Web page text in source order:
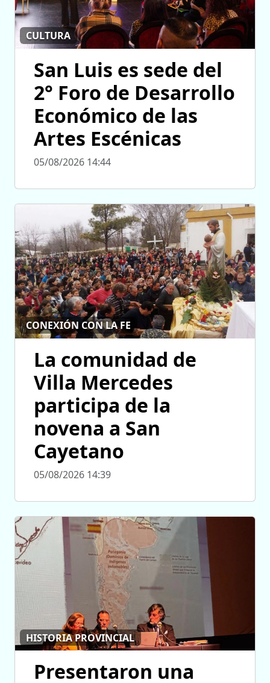
CULTURA
San Luis es sede del
2° Foro de Desarrollo
Económico de las
Artes Escénicas
05/08/2026 14:44
CONEXIÓN CON LA FE
La comunidad de
Villa Mercedes
participa de la
novena a San
Cayetano
05/08/2026 14:39
HISTORIA PROVINCIAL
Presentaron una